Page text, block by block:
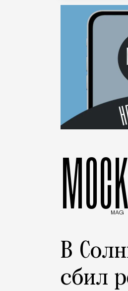
MAG
В
сбил